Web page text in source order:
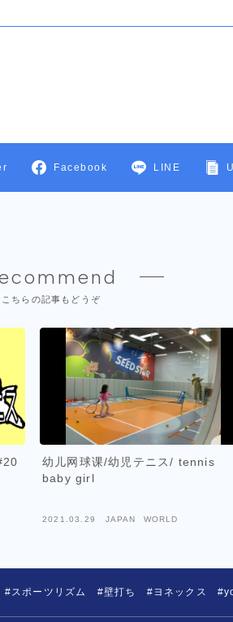
Facebook LINE
こちらの記事もどうぞ
幼儿网球课/幼児テニス/ tennis
baby girl
2021.03.29 JAPAN WORLD
ポーツリズム #壁打ち #ヨネックス